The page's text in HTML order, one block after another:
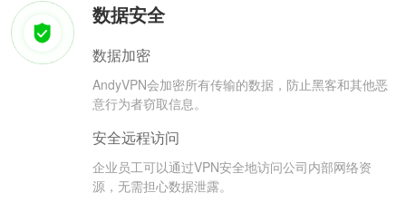
数据安全
数据加密
AndyVPN会加密所有传输的数据，防止黑客和其他恶
意行为者窃取信息。
安全远程访问
企业员工可以通过VPN安全地访问公司内部网络资
源，无需担心数据泄露。